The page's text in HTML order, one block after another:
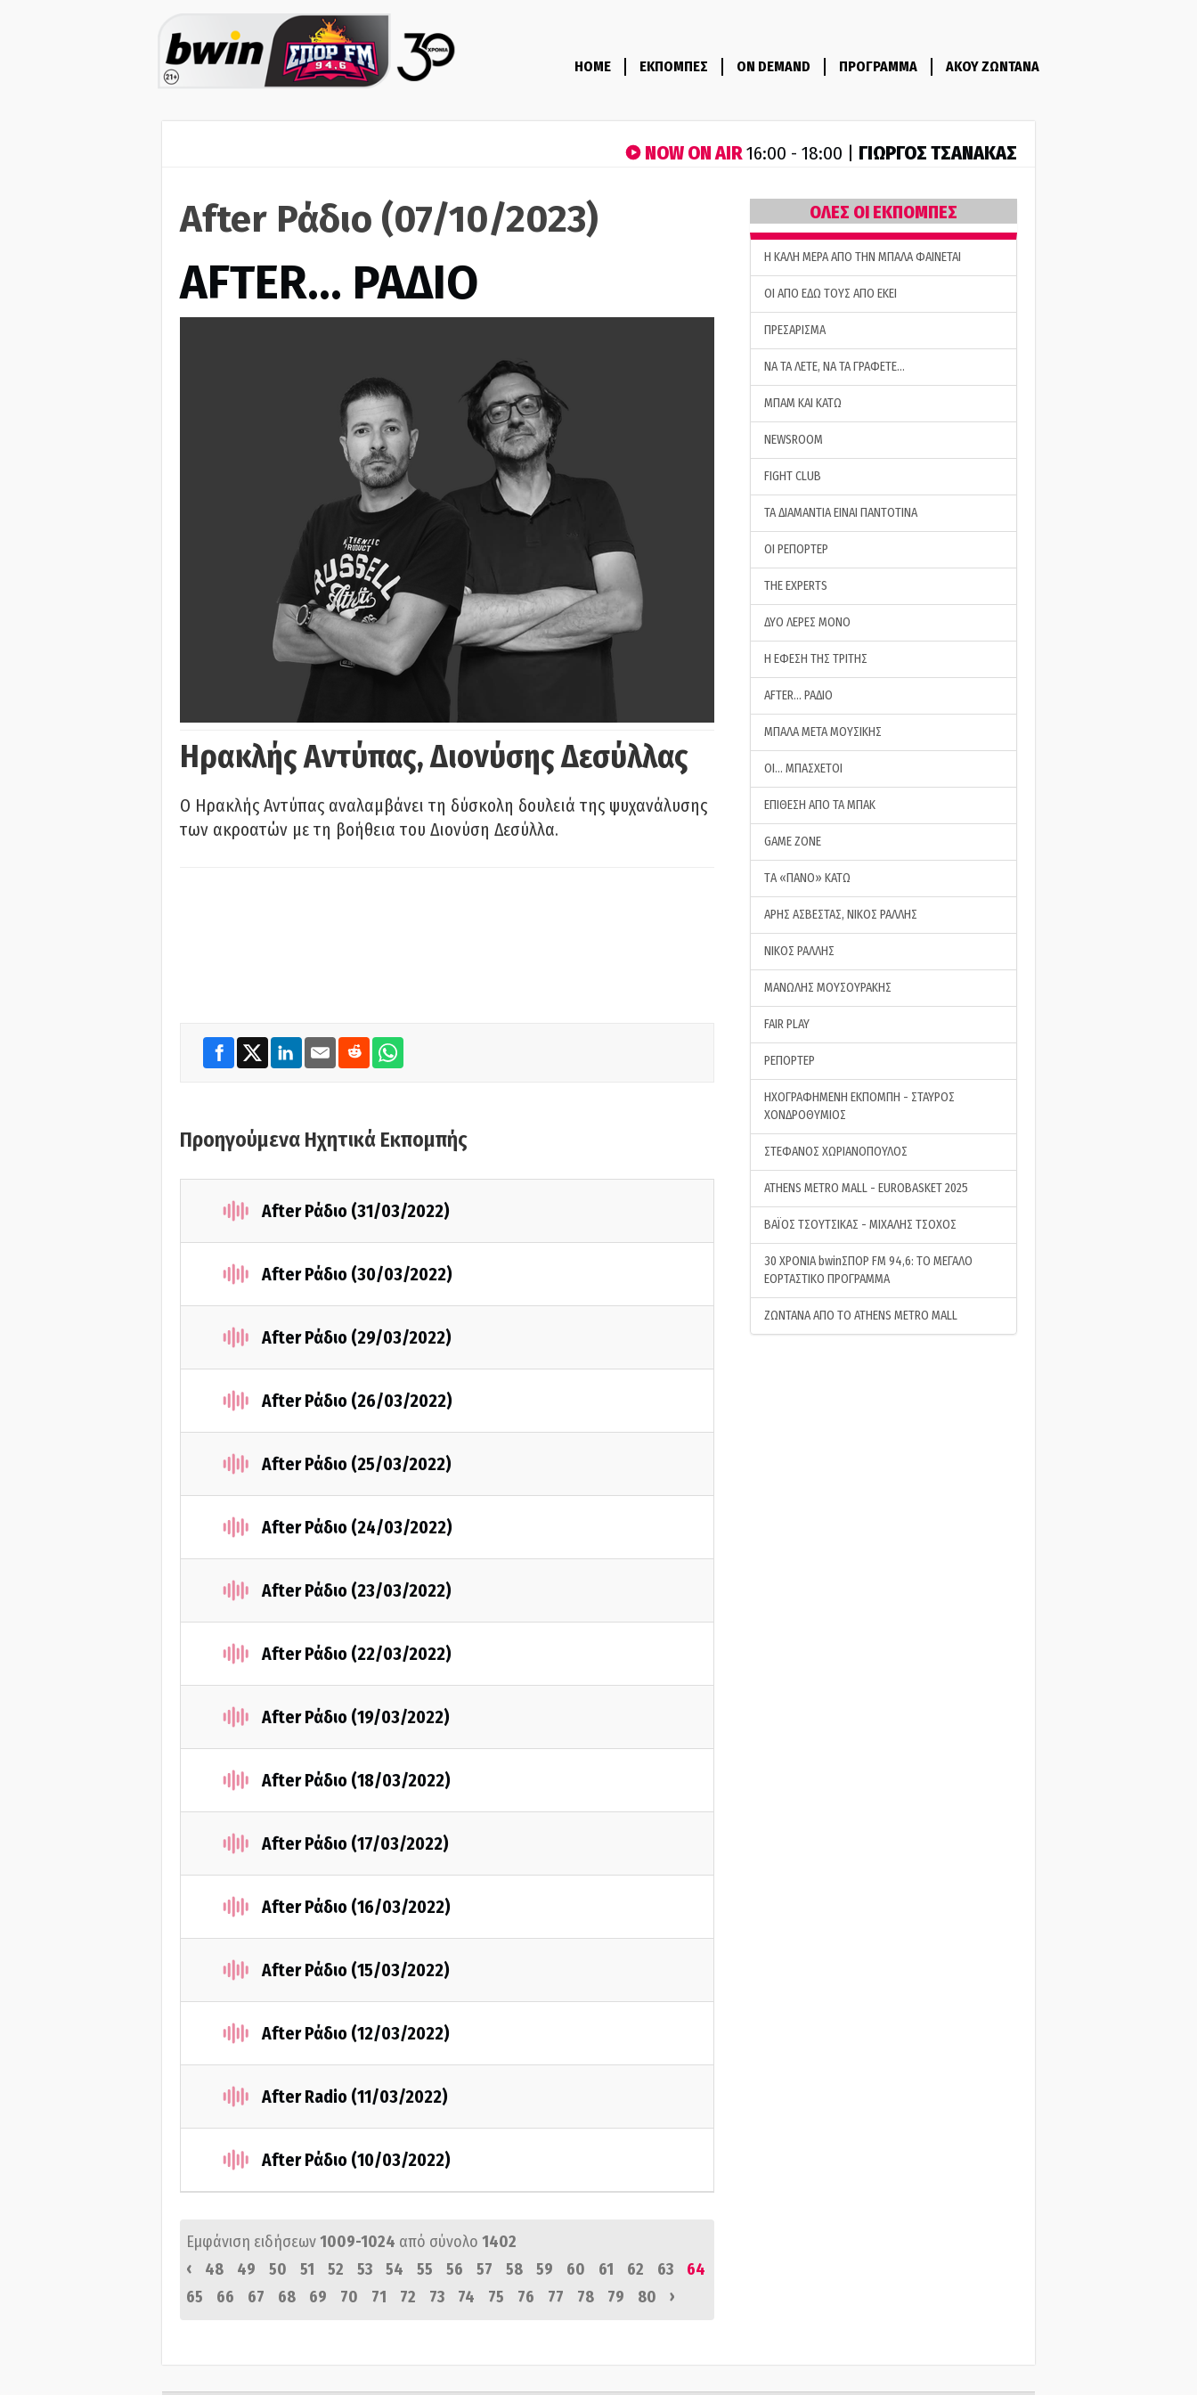
HOME ΕΚΠΟΜΠΕΣ ON DEMAND ΠΡΟΓΡΑΜΜΑ ΑΚΟΥ ΖΩΝΤΑΝΑ
NOW ON AIR16:00 - 18:00 | ΓΙΩΡΓΟΣ ΤΣΑΝΑΚΑΣ
After Ράδιο (07/10/2023)
AFTER… ΡΑΔΙΟ
Ηρακλής Αντύπας, Διονύσης Δεσύλλας
Ο Ηρακλής Αντύπας αναλαμβάνει τη δύσκολη δουλειά της ψυχανάλυσης
των ακροατών με τη βοήθεια του Διονύση Δεσύλλα.
Προηγούμενα Ηχητικά Εκπομπής
After Ράδιο (31/03/2022)
After Ράδιο (30/03/2022)
After Ράδιο (29/03/2022)
After Ράδιο (26/03/2022)
After Ράδιο (25/03/2022)
After Ράδιο (24/03/2022)
After Ράδιο (23/03/2022)
After Ράδιο (22/03/2022)
After Ράδιο (19/03/2022)
After Ράδιο (18/03/2022)
After Ράδιο (17/03/2022)
After Ράδιο (16/03/2022)
After Ράδιο (15/03/2022)
After Ράδιο (12/03/2022)
After Radio (11/03/2022)
After Ράδιο (10/03/2022)
Εμφάνιση ειδήσεων1009-1024 από σύνολο 1402
‹
48 49 50 51 52 53 54 55 56 57 58 59 60 61 62 63
64
65
66 67 68 69 70 71 72 73 74 75 76 77 78 79 80 ›
ΟΛΕΣ ΟΙ ΕΚΠΟΜΠΕΣ
H ΚΑΛΗ ΜΕΡΑ ΑΠΟ ΤΗΝ ΜΠΑΛΑ ΦΑΙΝΕΤΑΙ
ΟΙ ΑΠΟ ΕΔΩ ΤΟΥΣ ΑΠΟ ΕΚΕΙ
ΠΡΕΣΑΡΙΣΜΑ
ΝΑ ΤΑ ΛΕΤΕ, ΝΑ ΤΑ ΓΡΑΦΕΤΕ…
ΜΠΑΜ ΚΑΙ ΚΑΤΩ
NEWSROOM
FIGHT CLUB
ΤΑ ΔΙΑΜΑΝΤΙΑ ΕΙΝΑΙ ΠΑΝΤΟΤΙΝΑ
ΟΙ ΡΕΠΟΡΤΕΡ
THE EXPERTS
ΔΥΟ ΛΕΡΕΣ ΜΟΝΟ
Η ΕΦΕΣΗ ΤΗΣ ΤΡΙΤΗΣ
AFTER… ΡΑΔΙΟ
ΜΠΑΛΑ ΜΕΤΑ ΜΟΥΣΙΚΗΣ
ΟΙ… ΜΠΑΣΧΕΤΟΙ
ΕΠΙΘΕΣΗ ΑΠΟ ΤΑ ΜΠΑΚ
GAME ZONE
ΤA «ΠΑΝΟ» ΚΑΤΩ
ΑΡΗΣ ΑΣΒΕΣΤΑΣ, ΝΙΚΟΣ ΡΑΛΛΗΣ
ΝΙΚΟΣ ΡΑΛΛΗΣ
ΜΑΝΩΛΗΣ ΜΟΥΣΟΥΡΑΚΗΣ
FAIR PLAY
ΡΕΠΟΡΤΕΡ
ΗΧΟΓΡΑΦΗΜΕΝΗ ΕΚΠΟΜΠΗ - ΣΤΑΥΡΟΣ
ΧΟΝΔΡΟΘΥΜΙΟΣ
ΣΤΕΦΑΝΟΣ ΧΩΡΙΑΝΟΠΟΥΛΟΣ
ATHENS METRO MALL - EUROBASKET 2025
ΒΑΪΟΣ ΤΣΟΥΤΣΙΚΑΣ - ΜΙΧΑΛΗΣ ΤΣΟΧΟΣ
30 ΧΡΟΝΙΑ bwinΣΠΟΡ FM 94,6: ΤΟ ΜΕΓΑΛΟ
ΕΟΡΤΑΣΤΙΚΟ ΠΡΟΓΡΑΜΜΑ
ΖΩΝΤΑΝΑ ΑΠΟ ΤΟ ATHENS METRO MALL